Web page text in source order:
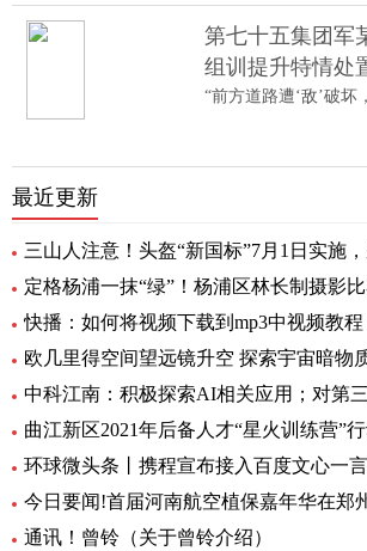
第七十五集团军
组训提升特情处
最近更新
三山人注意！头盔“新国标”7月1日实施，
定格杨浦一抹“绿”！杨浦区林长制摄影
中科江南：积极探索AI相关应用；对第
今日要闻!首届河南航空植保嘉年华在郑
通讯！曾铃（关于曾铃介绍）